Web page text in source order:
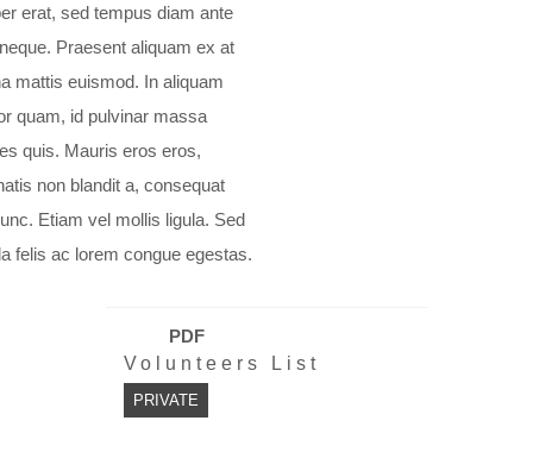
erat, sed tempus diam ante
Praesent aliquam ex at
mattis euismod. In aliquam
quam, id pulvinar massa
quis. Mauris eros eros,
non blandit a, consequat
Etiam vel mollis ligula. Sed
felis ac lorem congue egestas.
PDF
Volunteers List
PRIVATE